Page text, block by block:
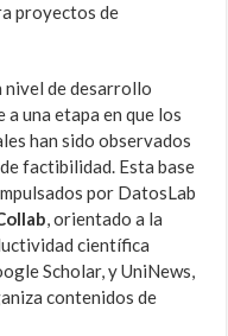
proyectos de
nivel de desarrollo
una etapa en que los
han sido observados
factibilidad. Esta base
por DatosLab
, orientado a la
científica
Scholar, y UniNews,
contenidos de